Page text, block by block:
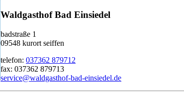
Waldgasthof Bad Einsiedel
badstraße 1
09548 kurort seiffen
telefon: 037362 879712
fax: 037362 879713
service@waldgasthof-bad-einsiedel.de